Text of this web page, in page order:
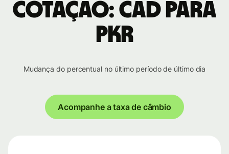
cotação: CAD para
PKR
Mudança do percentual no último período de último dia
Acompanhe a taxa de câmbio